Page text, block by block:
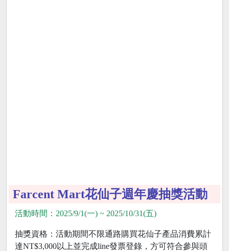
Farcent Mart花仙子週年慶抽獎活動
活動時間：2025/9/1(一) ~ 2025/10/31(五)
抽獎資格：活動期間不限通路購買花仙子產品消費累計
達NT$3,000以上並完成line發票登錄，方可符合參與頭